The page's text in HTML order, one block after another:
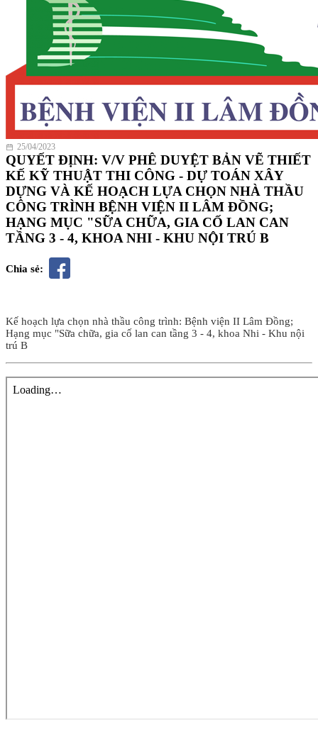
25/04/2023
QUYẾT ĐỊNH: V/V PHÊ DUYỆT BẢN VẼ THIẾT
KẾ KỸ THUẬT THI CÔNG - DỰ TOÁN XÂY
DỰNG VÀ KẾ HOẠCH LỰA CHỌN NHÀ THẦU
CÔNG TRÌNH BỆNH VIỆN II LÂM ĐỒNG;
HẠNG MỤC "SỮA CHỮA, GIA CỐ LAN CAN
TẦNG 3 - 4, KHOA NHI - KHU NỘI TRÚ B
Chia sẻ:
Kế hoạch lựa chọn nhà thầu công trình: Bệnh viện II Lâm Đồng;
Hạng mục "Sữa chữa, gia cố lan can tầng 3 - 4, khoa Nhi - Khu nội
trú B